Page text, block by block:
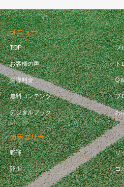
メニュー
TOP プ
お客様の声 ト
指導料金 Q
無料コンテンツ ブ
デジタルブック お
カテゴリー
野球 サ
陸上 ゴ